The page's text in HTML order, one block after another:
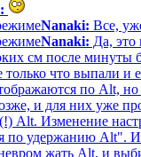
Nanaki: Все,
Nanaki: Да, это
см после минуты
что выпали
по Alt,
и для них уже
Alt. Изменение
по удержанию Alt".
жать Alt, и